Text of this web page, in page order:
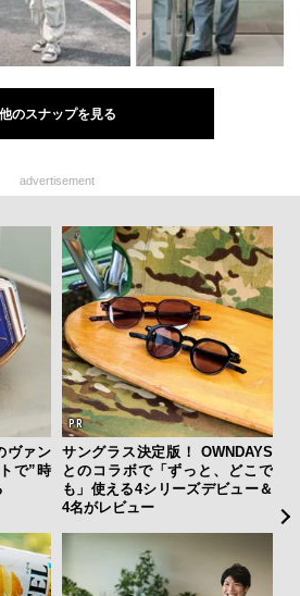
他のスナップを見る
advertisement
ヴァン
で”時
サングラス決定版！ OWNDAYS
とのコラボで「ずっと、どこで
も」使える4シリーズデビュー＆
4名がレビュー
グ